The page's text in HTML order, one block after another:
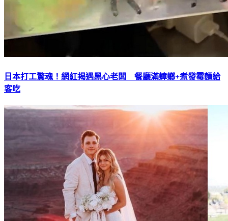
日本打工驚魂！網紅揭遇黑心老闆 餐廳滿蟑螂+煮發霉麵給
客吃